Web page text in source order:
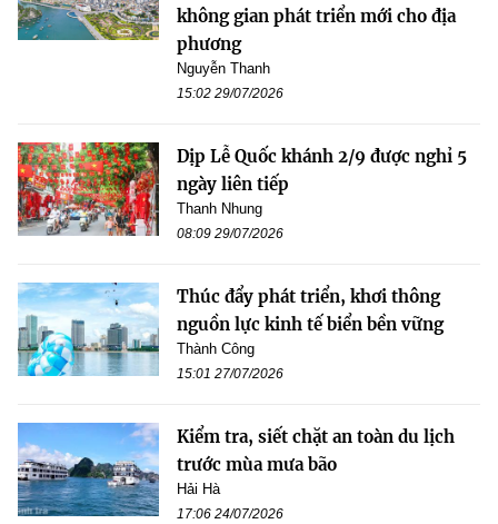
không gian phát triển mới cho địa
phương
Nguyễn Thanh
15:02 29/07/2026
Dịp Lễ Quốc khánh 2/9 được nghỉ 5
ngày liên tiếp
Thanh Nhung
08:09 29/07/2026
Thúc đẩy phát triển, khơi thông
nguồn lực kinh tế biển bền vững
Thành Công
15:01 27/07/2026
Kiểm tra, siết chặt an toàn du lịch
trước mùa mưa bão
Hải Hà
17:06 24/07/2026